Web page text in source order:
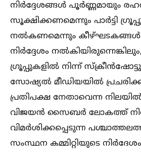
നിര്‍ദ്ദേശങ്ങള്‍ പൂര്‍ണ്ണമായും
സൂക്ഷിക്കണമെന്നും പാര്‍ട്ടി
നല്‍കണമെന്നും
നിര്‍ദ്ദേശം
ഗ്രൂപ്പുകളില്‍ നിന്ന്
സോഷ്യല്‍ മീഡിയയില്‍
പ്രതിപക്ഷ നേതാവെന്ന
വിജയന്‍ സൈബര്‍ ലോകത്ത്
വിമര്‍ശിക്കപ്പെടുന്ന
സംസ്ഥന കമ്മിറ്റിയുടെ നിര്‍ദേശം